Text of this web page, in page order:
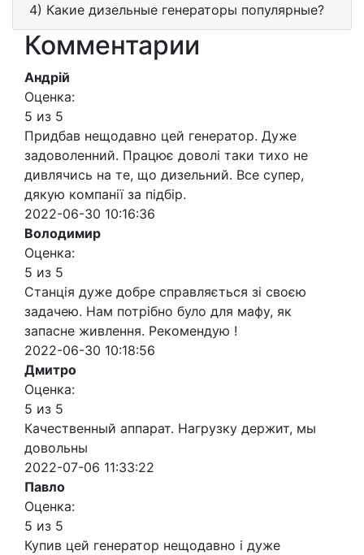
4) Какие дизельные генераторы популярные?
Комментарии
Андрій
Оценка:
5 из 5
Придбав нещодавно цей генератор. Дуже
задоволенний. Працює доволі таки тихо не
дивлячись на те, що дизельний. Все супер,
дякую компанії за підбір.
2022-06-30 10:16:36
Володимир
Оценка:
5 из 5
Станція дуже добре справляється зі своєю
задачею. Нам потрібно було для мафу, як
запасне живлення. Рекомендую !
2022-06-30 10:18:56
Дмитро
Оценка:
5 из 5
Качественный аппарат. Нагрузку держит, мы
довольны
2022-07-06 11:33:22
Павло
Оценка:
5 из 5
Купив цей генератор нещодавно і дуже